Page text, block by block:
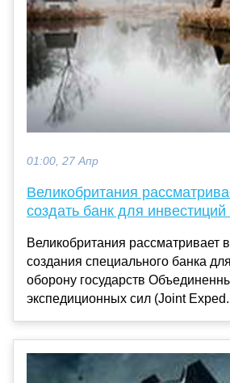
01:00, 27 Апр
Великобритания
создать банк для
Великобритания рассматривает
создания специального банка
оборону государств
экспедиционных сил (Joint